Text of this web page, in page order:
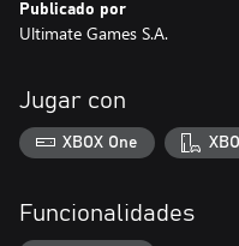
Publicado por
Ultimate Games S.A.
Jugar con
XBOX One
Funcionalidades